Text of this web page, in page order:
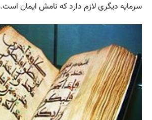
سرمایه دیگری لازم دارد که نامش ایمان است.